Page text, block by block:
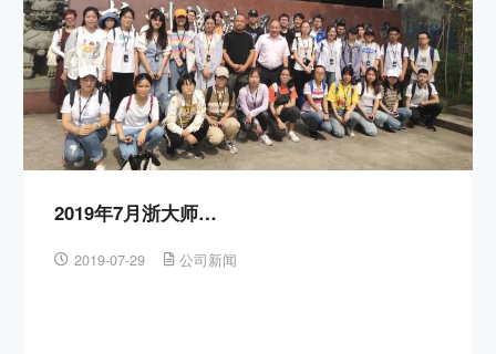
2019年7月浙大师…
2019-07-29 公司新闻